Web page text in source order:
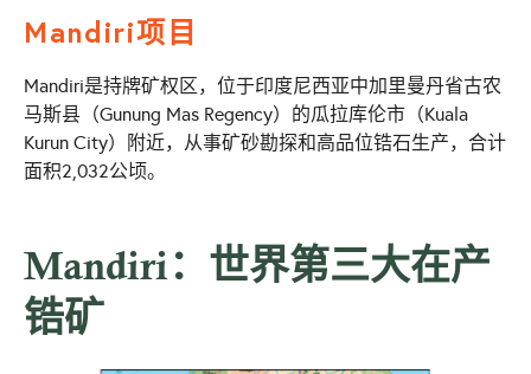
Mandiri项目
Mandiri是持牌矿权区，位于印度尼西亚中加里曼丹省古农
马斯县（Gunung Mas Regency）的瓜拉库伦市（Kuala
Kurun City）附近，从事矿砂勘探和高品位锆石生产，合计
面积2,032公顷。
Mandiri：世界第三大在产
锆矿